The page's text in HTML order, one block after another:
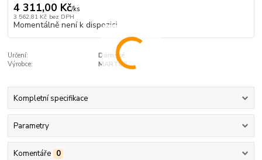
4 311,00 Kč/ks
3 562,81 Kč bez DPH
Momentálně není k dispozici
Určení:
Dámské
Výrobce:
MARTINI
Kompletní specifikace
Parametry
Komentáře 0